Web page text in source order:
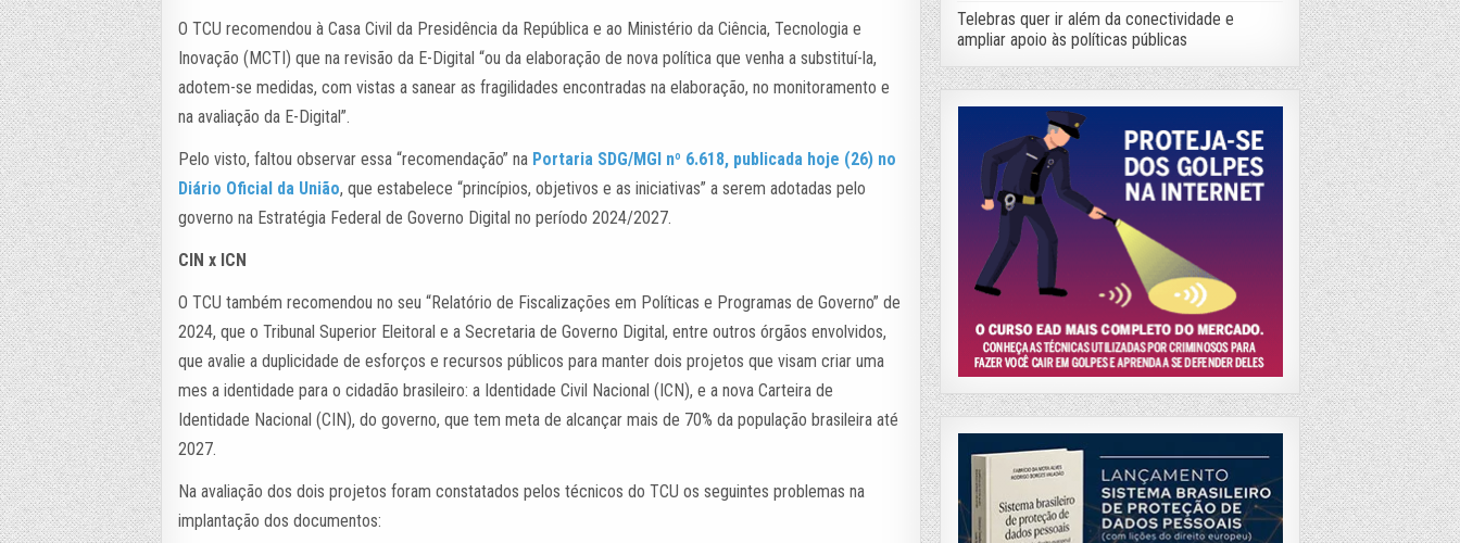
O TCU recomendou à Casa Civil da Presidência da República e ao Ministério da Ciência, Tecnologia e
Inovação (MCTI) que na revisão da E-Digital “ou da elaboração de nova política que venha a substituí-la,
adotem-se medidas, com vistas a sanear as fragilidades encontradas na elaboração, no monitoramento e
na avaliação da E-Digital”.
Pelo visto, faltou observar essa “recomendação” na Portaria SDG/MGI nº 6.618, publicada hoje (26) no
Diário Oficial da União, que estabelece “princípios, objetivos e as iniciativas” a serem adotadas pelo
governo na Estratégia Federal de Governo Digital no período 2024/2027.
CIN x ICN
O TCU também recomendou no seu “Relatório de Fiscalizações em Políticas e Programas de Governo” de
2024, que o Tribunal Superior Eleitoral e a Secretaria de Governo Digital, entre outros órgãos envolvidos,
que avalie a duplicidade de esforços e recursos públicos para manter dois projetos que visam criar uma
mes a identidade para o cidadão brasileiro: a Identidade Civil Nacional (ICN), e a nova Carteira de
Identidade Nacional (CIN), do governo, que tem meta de alcançar mais de 70% da população brasileira até
2027.
Na avaliação dos dois projetos foram constatados pelos técnicos do TCU os seguintes problemas na
implantação dos documentos:
Telebras quer ir além da conectividade e
ampliar apoio às políticas públicas